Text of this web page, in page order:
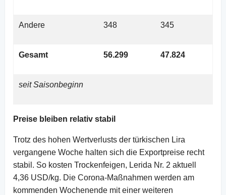
Andere 348 345
Gesamt 56.299 47.824
seit Saisonbeginn
Preise bleiben relativ stabil
Trotz des hohen Wertverlusts der türkischen Lira
vergangene Woche halten sich die Exportpreise recht
stabil. So kosten Trockenfeigen, Lerida Nr. 2 aktuell
4,36 USD/kg. Die Corona-Maßnahmen werden am
kommenden Wochenende mit einer weiteren